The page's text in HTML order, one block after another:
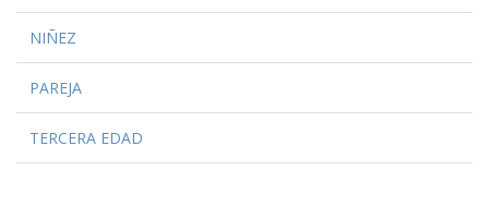
NIÑEZ
PAREJA
TERCERA EDAD